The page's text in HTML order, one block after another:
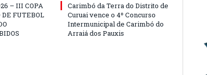
– III COPA
FUTEBOL
Carimbó da Terra do Distrito de
Curuai vence o 4º Concurso
Intermunicipal de Carimbó do
Arraiá dos Pauxis